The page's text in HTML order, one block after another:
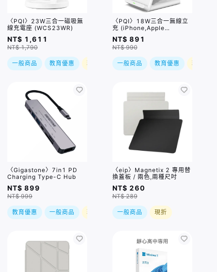
〈PQI〉23W三合一磁吸無
線充電座 (WCS23WR)
NT$ 1,611
NT$ 1,790
一般商品 教育優惠 現折
〈PQI〉18W三合一無線立
充 (iPhone,Apple
Watch,AirPds適用)
NT$ 891
NT$ 990
一般商品 教育優惠 現折
〈Gigastone〉7in1 PD
Charging Type-C Hub
NT$ 899
NT$ 999
教育優惠 一般商品 現折
〈eip〉Magnetix 2 專用替
換蓋板 / 兩色,兩種尺吋
NT$ 260
NT$ 289
一般商品 現折